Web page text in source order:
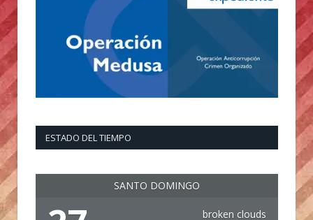
ESTADO DEL TIEMPO
SANTO DOMINGO
broken clouds